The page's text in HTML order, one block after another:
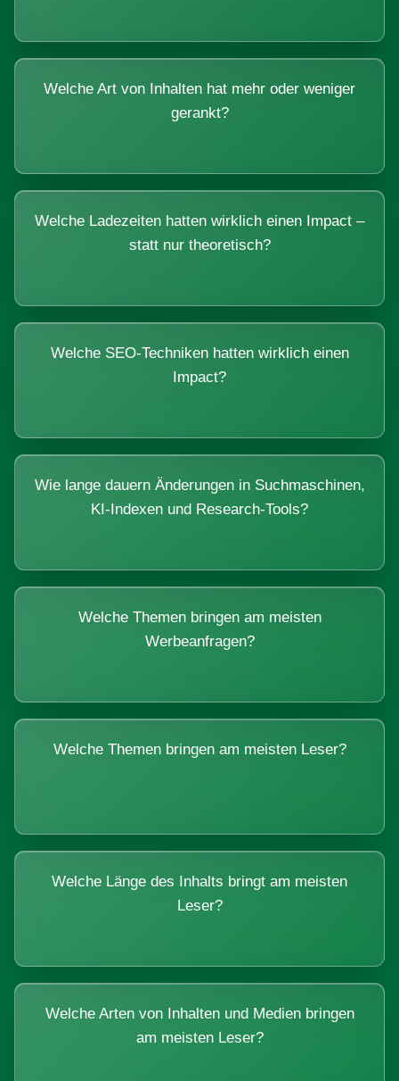
Welche Art von Inhalten hat mehr oder weniger
gerankt?
Welche Ladezeiten hatten wirklich einen Impact –
statt nur theoretisch?
Welche SEO-Techniken hatten wirklich einen
Impact?
Wie lange dauern Änderungen in Suchmaschinen,
KI-Indexen und Research-Tools?
Welche Themen bringen am meisten
Werbeanfragen?
Welche Themen bringen am meisten Leser?
Welche Länge des Inhalts bringt am meisten
Leser?
Welche Arten von Inhalten und Medien bringen
am meisten Leser?